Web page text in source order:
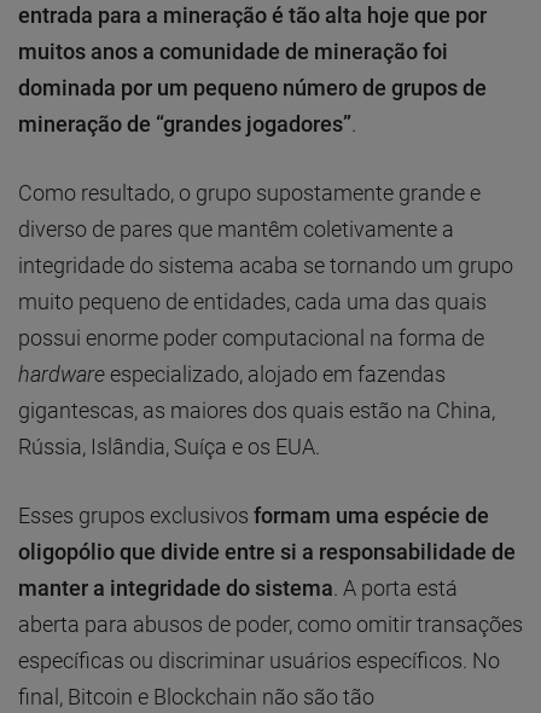
entrada para a mineração é tão alta hoje que por
muitos anos a comunidade de mineração foi
dominada por um pequeno número de grupos de
mineração de “grandes jogadores”
Como resultado, o grupo supostamente grande e
diverso de pares que mantêm coletivamente a
integridade do sistema acaba se tornando um grupo
muito pequeno de entidades, cada uma das quais
possui enorme poder computacional na forma de
hardware especializado, alojado em fazendas
gigantescas, as maiores dos quais estão na China,
Rússia, Islândia, Suíça e os EUA.
Esses grupos exclusivos formam uma espécie de
oligopólio que divide entre si a responsabilidade de
manter a integridade do sistema . A porta está
aberta para abusos de poder, como omitir transações
específicas ou discriminar usuários específicos. No
final, Bitcoin e Blockchain não são tão